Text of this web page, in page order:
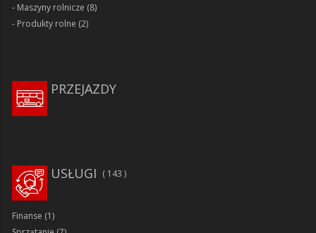
Maszyny rolnicze (8)
Produkty rolne (2)
PRZEJAZDY
143
USŁUGI
Finanse (1)